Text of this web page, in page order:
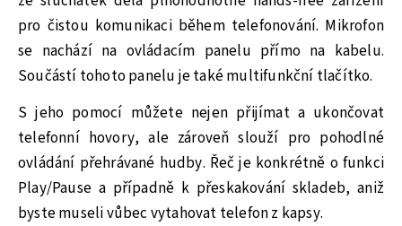
pro čistou komunikaci během telefonování. Mikrofon
se nachází na ovládacím panelu přímo na kabelu.
Součástí tohoto panelu je také multifunkční tlačítko.
S jeho pomocí můžete nejen přijímat a ukončovat
telefonní hovory, ale zároveň slouží pro pohodlné
ovládání přehrávané hudby. Řeč je konkrétně o funkci
Play/Pause a případně k přeskakování skladeb, aniž
byste museli vůbec vytahovat telefon z kapsy.